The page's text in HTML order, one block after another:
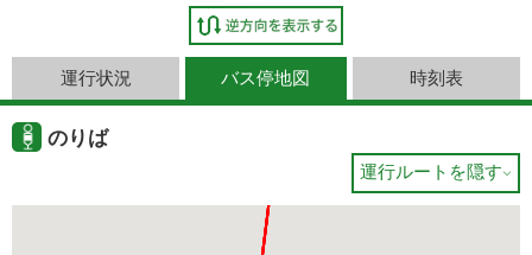
運行状況 バス停地図 時刻表
のりば
運行ルートを隠す